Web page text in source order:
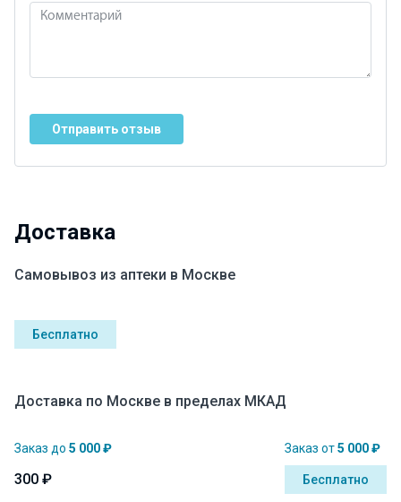
Отправить отзыв
Доставка
Самовывоз из аптеки в Москве
Бесплатно
Доставка по Москве в пределах МКАД
Заказ до 5 000 ₽
300 ₽
Заказ от5 000 ₽
Бесплатно